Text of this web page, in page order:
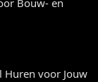
Bouw- en
Huren voor Jouw